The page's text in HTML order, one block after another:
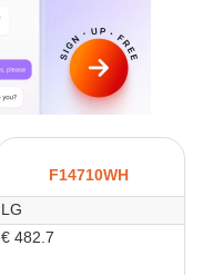
F14710WH
LG
€ 482.7